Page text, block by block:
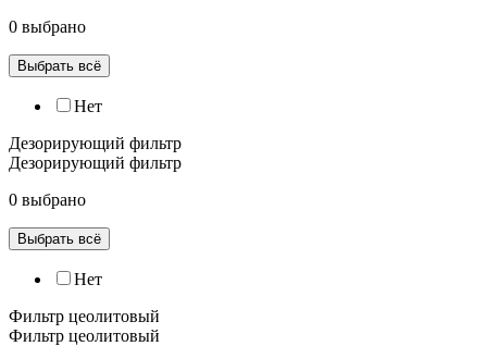
0 выбрано
Выбрать всё
Нет
Дезорирующий фильтр
Дезорирующий фильтр
0 выбрано
Выбрать всё
Нет
Фильтр цеолитовый
Фильтр цеолитовый